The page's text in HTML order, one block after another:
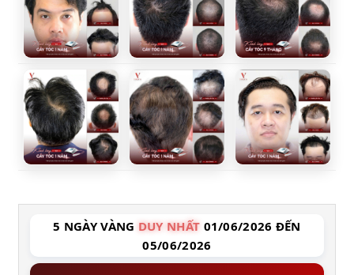
5 NGÀY VÀNG DUY NHẤT 01/06/2026 ĐẾN
05/06/2026